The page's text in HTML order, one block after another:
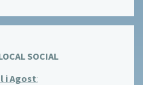
SOCIAL
i Agost: